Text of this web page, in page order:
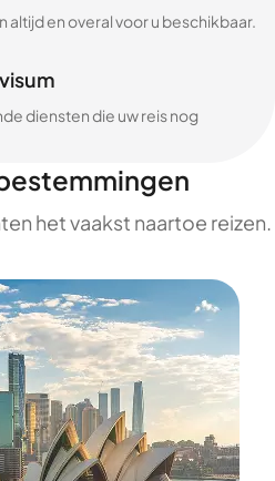
altijd en overal voor u beschikbaar.
diensten die uw reis nog
het vaakst naartoe reizen.